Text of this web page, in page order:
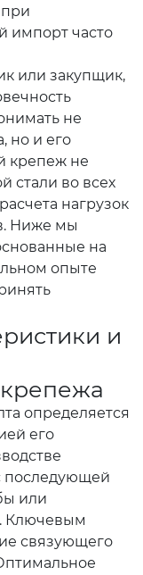
импорт часто
или закупщик,
не
но и его
крепеж не
стали во всех
нагрузок
Ниже мы
на
опыте
и
крепежа
определяется
его
последующей
или
Ключевым
связующего